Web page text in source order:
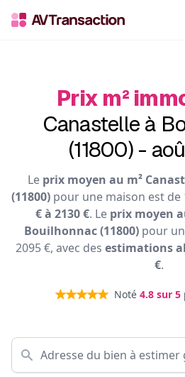
Prix m²
Canastelle à
(11800) -
Le prix moyen au m²
(11800) pour une maison est de
€ à 2130 €. Le prix moyen
Bouilhonnac (11800)pour un
2095 €, avec des estimations
€.
Noté 4.8 sur 5